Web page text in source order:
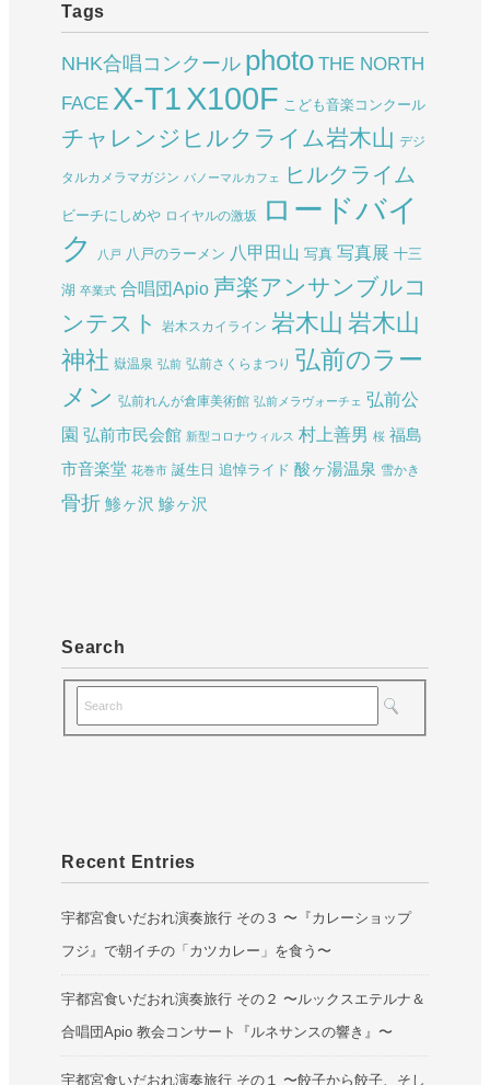
Tags
NHK合唱コンクール photo THE NORTH
FACE X-T1X100F こども音楽コンクール
チャレンジヒルクライム岩木山 デジ
タルカメラマガジン パノーマルカフェ ヒルクライム
ビーチにしめや ロイヤルの激坂
ロードバイ
ク
八戸 八戸のラーメン 八甲田山 写真 写真展 十三
湖 卒業式 合唱団Apio 声楽アンサンブルコ
ンテスト
岩木スカイライン 岩木山 岩木山
神社 嶽温泉 弘前 弘前さくらまつり 弘前のラー
メン 弘前れんが倉庫美術館 弘前メラヴォーチェ 弘前公
園 弘前市民会館 新型コロナウィルス 村上善男 桜 福島
市音楽堂 花巻市 誕生日 追悼ライド 酸ヶ湯温泉 雪かき
骨折 鯵ヶ沢 鰺ヶ沢
Search
Recent Entries
宇都宮食いだおれ演奏旅行 その３ 〜『カレーショップ
フジ』で朝イチの「カツカレー」を食う〜
宇都宮食いだおれ演奏旅行 その２ 〜ルックスエテルナ＆
合唱団Apio 教会コンサート『ルネサンスの響き』〜
宇都宮食いだおれ演奏旅行 その１ 〜餃子から餃子、そし